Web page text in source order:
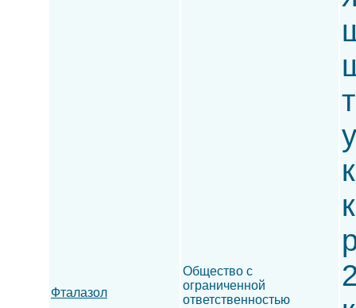
Фталазол
Общество с
ограниченной
ответственностью